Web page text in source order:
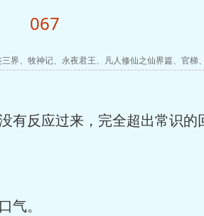
067
界、 牧神记、 永夜君王、 凡人修仙之仙界篇、 官梯、
反应过来，完全超出常识的
。